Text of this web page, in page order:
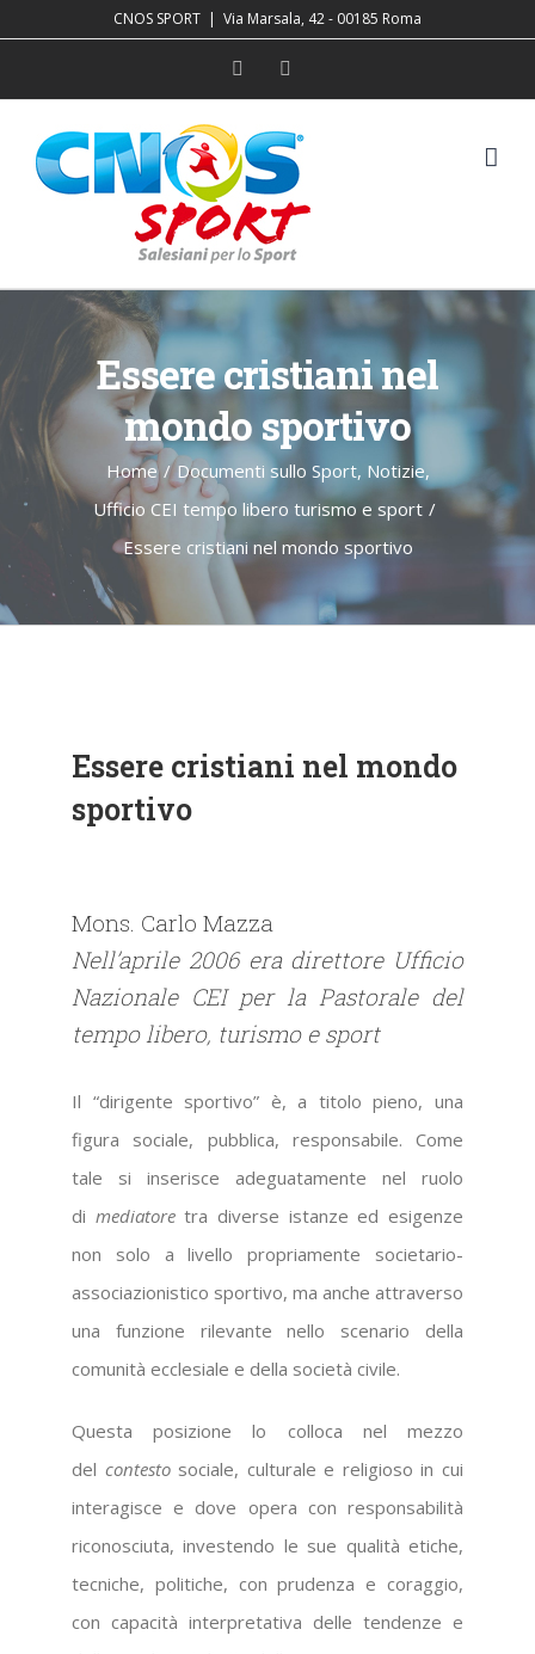
contenuto
CNOS SPORT | Via Marsala, 42 - 00185 Roma
Facebook
Essere cristiani nel
mondo sportivo
Home / Documenti sullo Sport, Notizie,
Ufficio CEI tempo libero turismo e sport /
Essere cristiani nel mondo sportivo
Essere cristiani nel mondo
sportivo
Mons. Carlo Mazza
Nell’aprile 2006 era direttore Ufficio
Nazionale CEI per la Pastorale del
tempo libero, turismo e sport
Il “dirigente sportivo” è, a titolo pieno, una
figura sociale, pubblica, responsabile. Come
tale si inserisce adeguatamente nel ruolo
di mediatoretra diverse istanze ed esigenze
non solo a livello propriamente societario-
associazionistico sportivo, ma anche attraverso
una funzione rilevante nello scenario della
comunità ecclesiale e della società civile.
Questa posizione lo colloca nel mezzo
del contesto sociale, culturale e religioso in cui
interagisce e dove opera con responsabilità
riconosciuta, investendo le sue qualità etiche,
tecniche, politiche, con prudenza e coraggio,
con capacità interpretativa delle tendenze e